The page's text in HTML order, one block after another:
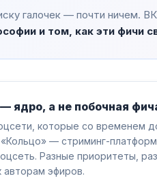
галочек — почти ничем.
и том, как эти фичи
ядро, а не побочная
которые со временем
— стриминг-
Разные приоритеты,
авторам эфиров.